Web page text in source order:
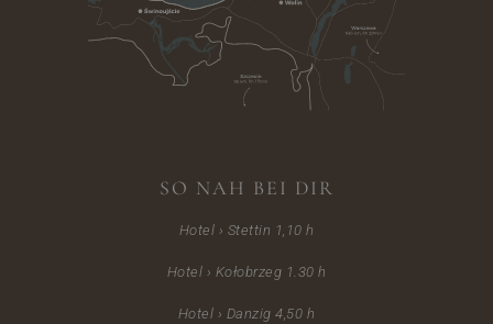
SO NAH BEI DIR
Hotel › Stettin 1,10 h
Hotel › Kołobrzeg 1.30 h
Hotel › Danzig 4,50 h